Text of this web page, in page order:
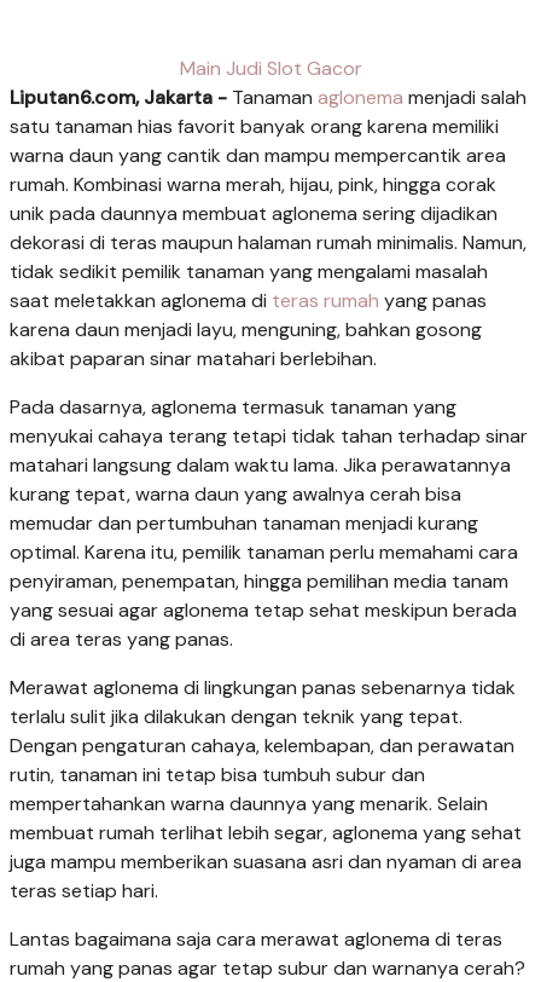
Main Judi Slot Gacor
Liputan6.com, Jakarta - Tanaman aglonema menjadi salah
satu tanaman hias favorit banyak orang karena memiliki
warna daun yang cantik dan mampu mempercantik area
rumah. Kombinasi warna merah, hijau, pink, hingga corak
unik pada daunnya membuat aglonema sering dijadikan
dekorasi di teras maupun halaman rumah minimalis. Namun,
tidak sedikit pemilik tanaman yang mengalami masalah
saat meletakkan aglonema di teras rumah yang panas
karena daun menjadi layu, menguning, bahkan gosong
akibat paparan sinar matahari berlebihan.
Pada dasarnya, aglonema termasuk tanaman yang
menyukai cahaya terang tetapi tidak tahan terhadap sinar
matahari langsung dalam waktu lama. Jika perawatannya
kurang tepat, warna daun yang awalnya cerah bisa
memudar dan pertumbuhan tanaman menjadi kurang
optimal. Karena itu, pemilik tanaman perlu memahami cara
penyiraman, penempatan, hingga pemilihan media tanam
yang sesuai agar aglonema tetap sehat meskipun berada
di area teras yang panas.
Merawat aglonema di lingkungan panas sebenarnya tidak
terlalu sulit jika dilakukan dengan teknik yang tepat.
Dengan pengaturan cahaya, kelembapan, dan perawatan
rutin, tanaman ini tetap bisa tumbuh subur dan
mempertahankan warna daunnya yang menarik. Selain
membuat rumah terlihat lebih segar, aglonema yang sehat
juga mampu memberikan suasana asri dan nyaman di area
teras setiap hari.
Lantas bagaimana saja cara merawat aglonema di teras
rumah yang panas agar tetap subur dan warnanya cerah?